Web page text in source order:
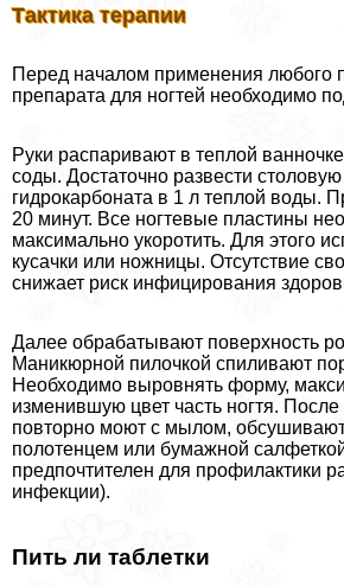
Тактика терапии
Перед началом применения любого
препарата для ногтей необходимо
Руки распаривают в теплой
соды. Достаточно развести
гидрокарбоната в 1 л теплой воды.
20 минут. Все ногтевые пластины
максимально укоротить. Для этого
кусачки или ножницы. Отсутствие
снижает риск инфицирования
Далее обpaбатывают поверхность
Маникюрной пилочкой спиливают
Необходимо выровнять форму,
изменившую цвет часть ногтя. После
повторно моют с мылом,
полотенцем или бумажной
предпочтителен для профилактики
инфекции).
Пить ли таблетки